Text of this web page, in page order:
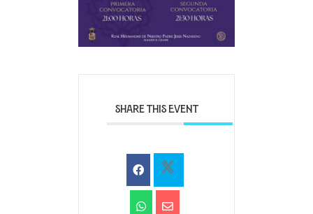
SHARE THIS EVENT